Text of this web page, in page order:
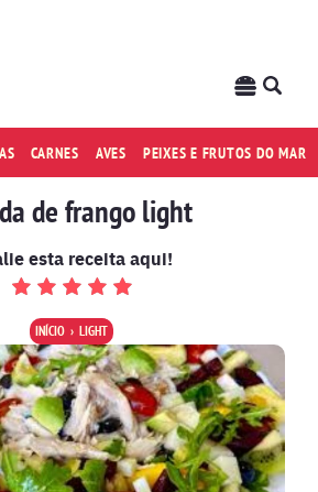
CARNES AVES PEIXES E FRUTOS DO MAR
de frango light
esta receita aqui!
INÍCIO LIGHT